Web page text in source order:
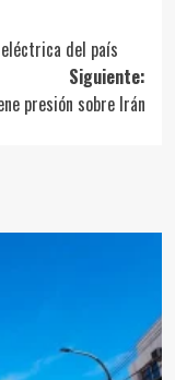
del país
Siguiente:
presión sobre Irán